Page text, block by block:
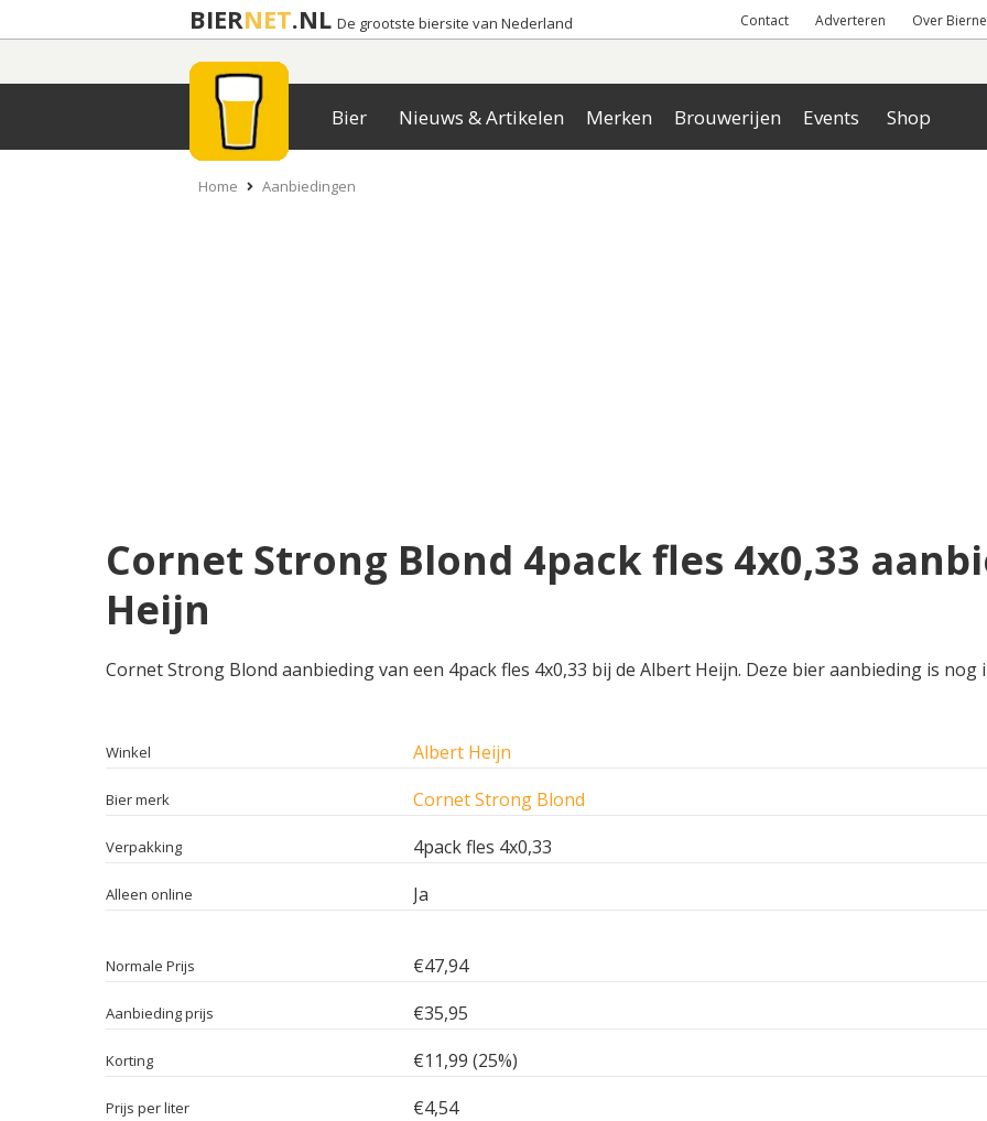
BIERNET.NL De grootste biersite van Nederland Contact Adverteren Over
Bier Nieuws & Artikelen Merken Brouwerijen Events Shop
Home Aanbiedingen
Cornet Strong Blond 4pack fles 4x0,33
Heijn
Cornet Strong Blond aanbieding van een 4pack fles 4x0,33 bij de Albert Heijn. Deze bier aanbieding is
Winkel Albert Heijn
Bier merk Cornet Strong Blond
Verpakking 4pack fles 4x0,33
Alleen online Ja
Normale Prijs €47,94
Aanbieding prijs €35,95
Korting €11,99 (25%)
Prijs per liter €4,54